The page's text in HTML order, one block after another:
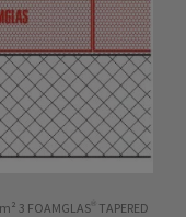
3 FOAMGLAS® TAPERED